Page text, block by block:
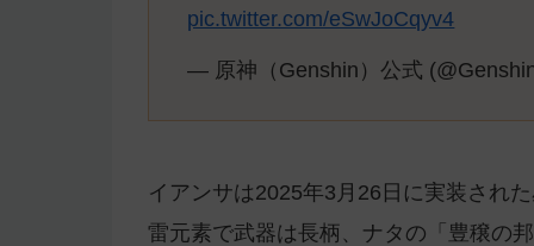
pic.twitter.com/eSwJoCqyv4
— 原神（Genshin）公式
イアンサは2025年3月26日に実装され
雷元素で武器は長柄、ナタの「豊穣の